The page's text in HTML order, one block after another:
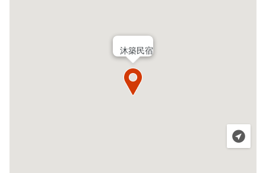
沐築民宿